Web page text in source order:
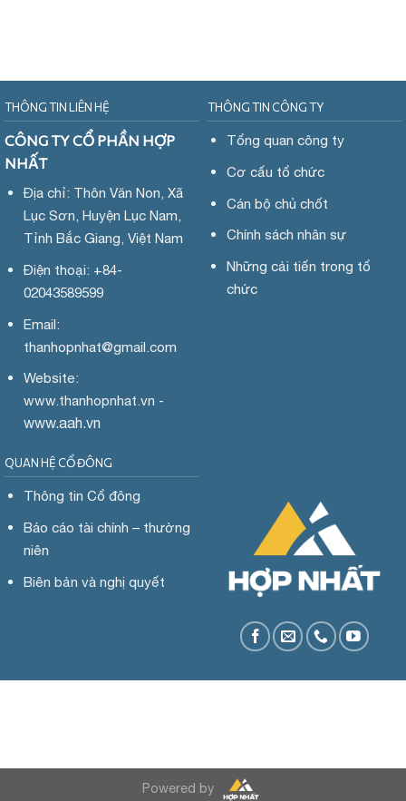
THÔNG TIN LIÊN HỆ
CÔNG TY CỔ PHẦN HỢP
NHẤT
Địa chỉ: Thôn Văn Non, Xã
Lục Sơn, Huyện Lục Nam,
Tỉnh Bắc Giang, Việt Nam
Điện thoại: +84-
02043589599
Email:
thanhopnhat@gmail.com
Website:
www.thanhopnhat.vn -
www.aah.vn
THÔNG TIN CÔNG TY
Tổng quan công ty
Cơ cấu tổ chức
Cán bộ chủ chốt
Chính sách nhân sự
Những cải tiến trong tổ
chức
QUAN HỆ CỔ ĐÔNG
Thông tin Cổ đông
Báo cáo tài chính – thường
niên
Biên bản và nghị quyết
Powered by